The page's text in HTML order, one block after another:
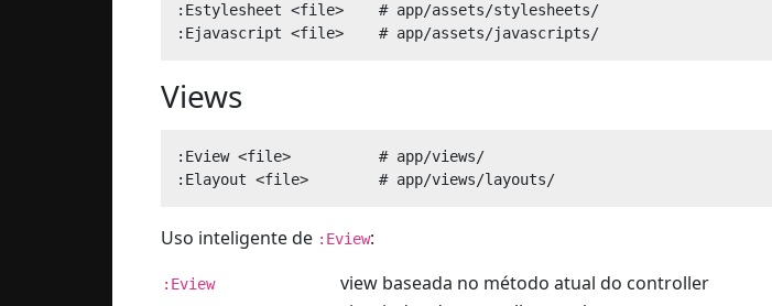
:Estylesheet <file>    # app/assets/stylesheets/
Views
:Eview <file>          # app/views/
Uso inteligente de :Eview:
:Eview view baseada no método atual do controller